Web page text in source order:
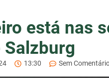
está nas
Salzburg
13:30 Sem